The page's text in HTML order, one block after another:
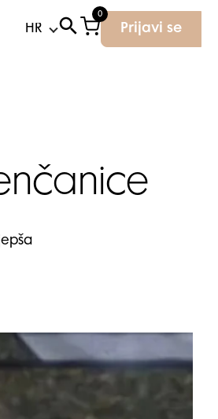
0
Prijavi se